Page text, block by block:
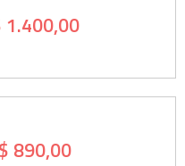
890,00
1.400,00